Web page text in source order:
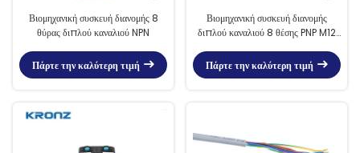
Βιομηχανική συσκευή διανομής 8
θύρας διπλού καναλιού NPN
Πάρτε την καλύτερη τιμή
Βιομηχανική συσκευή διανομής
διπλού καναλιού 8 θέσης PNP M12
Πάρτε την καλύτερη τιμή